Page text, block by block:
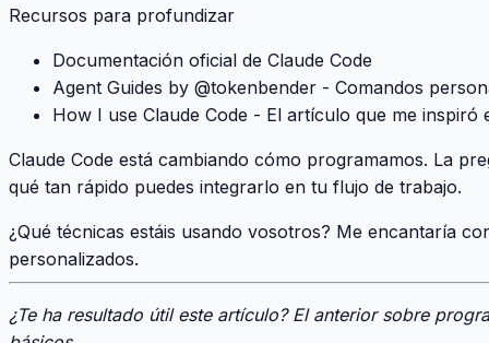
Recursos para profundizar
Documentación oficial de Claude Code
Agent Guides by @tokenbender - Comandos
How I use Claude Code - El artículo que me inspiró
Claude Code está cambiando cómo programamos. La
qué tan rápido puedes integrarlo en tu flujo de trabajo.
¿Qué técnicas estáis usando vosotros? Me encantaría
personalizados.
¿Te ha resultado útil este artículo? El anterior sobre